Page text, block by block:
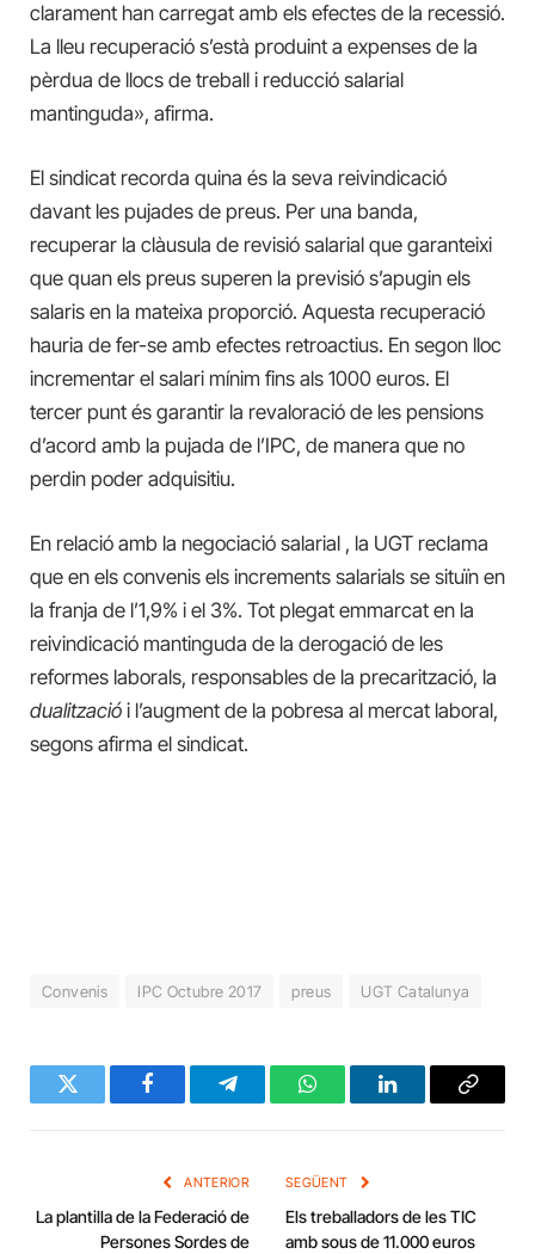
clarament han carregat amb els efectes de la recessió.
La lleu recuperació s’està produint a expenses de la
pèrdua de llocs de treball i reducció salarial
mantinguda», afirma.
El sindicat recorda quina és la seva reivindicació
davant les pujades de preus. Per una banda,
recuperar la clàusula de revisió salarial que garanteixi
que quan els preus superen la previsió s’apugin els
salaris en la mateixa proporció. Aquesta recuperació
hauria de fer-se amb efectes retroactius. En segon lloc
incrementar el salari mínim fins als 1000 euros. El
tercer punt és garantir la revaloració de les pensions
d’acord amb la pujada de l’IPC, de manera que no
perdin poder adquisitiu.
En relació amb la negociació salarial , la UGT reclama
que en els convenis els increments salarials se situïn en
la franja de l’1,9% i el 3%. Tot plegat emmarcat en la
reivindicació mantinguda de la derogació de les
reformes laborals, responsables de la precarització, la
dualització i l’augment de la pobresa al mercat laboral,
segons afirma el sindicat.
Convenis IPC Octubre 2017 preus UGT Catalunya
Twitter FacebookTelegramWhatsAppLinkedInCopy
ANTERIOR
La plantilla de la Federació de
Persones Sordes de
SEGÜENT
Els treballadors de les TIC
amb sous de 11.000 euros